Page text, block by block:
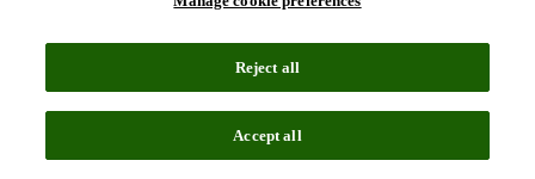
Reject all
Accept all